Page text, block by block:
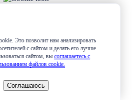
Вас способом + возможность
или разбить платеж на 4 части
свяжемся с вами!
Это позволит нам анализировать
с сайтом и делать его лучше.
сайтом, высоглашаетесь с
файлов cookie.
Соглашаюсь